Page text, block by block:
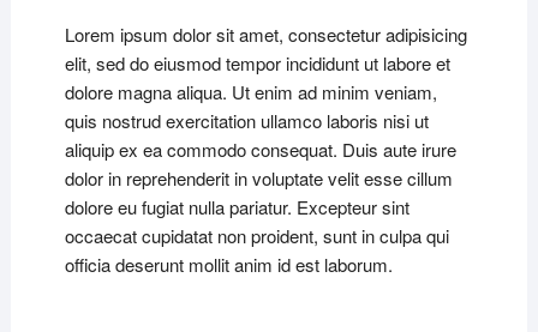
Lorem ipsum dolor sit amet, consectetur adipisicing
elit, sed do eiusmod tempor incididunt ut labore et
dolore magna aliqua. Ut enim ad minim veniam,
quis nostrud exercitation ullamco laboris nisi ut
aliquip ex ea commodo consequat. Duis aute irure
dolor in reprehenderit in voluptate velit esse cillum
dolore eu fugiat nulla pariatur. Excepteur sint
occaecat cupidatat non proident, sunt in culpa qui
officia deserunt mollit anim id est laborum.